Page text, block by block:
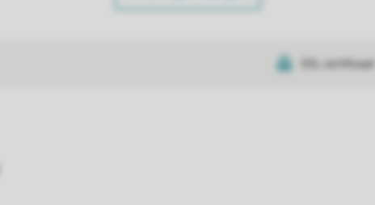
SSL certificaat